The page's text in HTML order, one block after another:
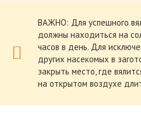
ВАЖНО: Для успешного
должны находиться на
часов в день. Для
других насекомых в
закрыть место, где
на открытом воздухе